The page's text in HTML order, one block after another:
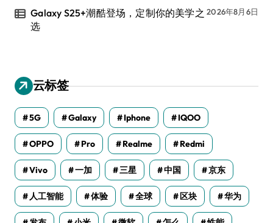
Galaxy S25+潮酷登场，定制你的美学之
选
2026年8月6日
云标签
5G Galaxy Iphone IQOO
OPPO Pro Realme Redmi
Vivo 一加 三星 中国 京东
人工智能 体验 全球 区块 华为